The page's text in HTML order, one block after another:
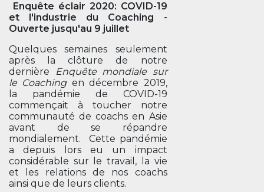
Enquête éclair 2020: COVID-19
et l'industrie du Coaching -
Ouverte jusqu'au 9 juillet
Quelques semaines seulement
après la clôture de notre
dernière
Enquête mondiale sur
le Coaching en décembre 2019,
la pandémie de COVID-19
commençait à toucher notre
communauté de coachs en Asie
avant de se répandre
mondialement. Cette pandémie
a depuis lors eu un impact
considérable sur le travail, la vie
et les relations de nos coachs
ainsi que de leurs clients.